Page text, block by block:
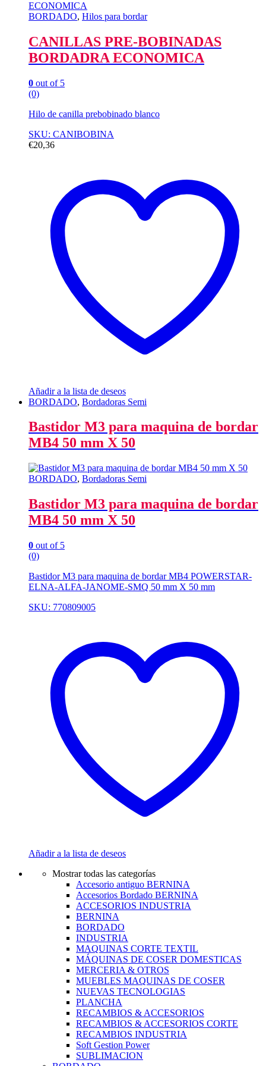
BORDADO, Hilos para bordar
CANILLAS PRE-BOBINADAS
BORDADRA ECONOMICA
0 out of 5
(0)
Hilo de canilla prebobinado blanco
SKU: CANIBOBINA
€20,36
Añadir a la lista de deseos
BORDADO, Bordadoras Semi
Bastidor M3 para maquina de bordar
MB4 50 mm X 50
BORDADO, Bordadoras Semi
Bastidor M3 para maquina de bordar
MB4 50 mm X 50
0 out of 5
(0)
Bastidor M3 para maquina de bordar MB4 POWERSTAR-
ELNA-ALFA-JANOME-SMQ 50 mm X 50 mm
SKU: 770809005
Añadir a la lista de deseos
Mostrar todas las categorías
Accesorio antiguo BERNINA
Accesorios Bordado BERNINA
ACCESORIOS INDUSTRIA
BERNINA
BORDADO
INDUSTRIA
MAQUINAS CORTE TEXTIL
MÁQUINAS DE COSER DOMESTICAS
MERCERIA & OTROS
MUEBLES MAQUINAS DE COSER
NUEVAS TECNOLOGIAS
PLANCHA
RECAMBIOS & ACCESORIOS
RECAMBIOS & ACCESORIOS CORTE
RECAMBIOS INDUSTRIA
Soft Gestion Power
SUBLIMACION